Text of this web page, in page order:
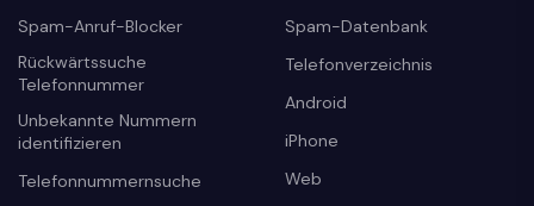
Spam-Anruf-Blocker
Rückwärtssuche
Telefonnummer
Unbekannte Nummern
identifizieren
Telefonnummernsuche
Spam-Datenbank
Telefonverzeichnis
Android
iPhone
Web